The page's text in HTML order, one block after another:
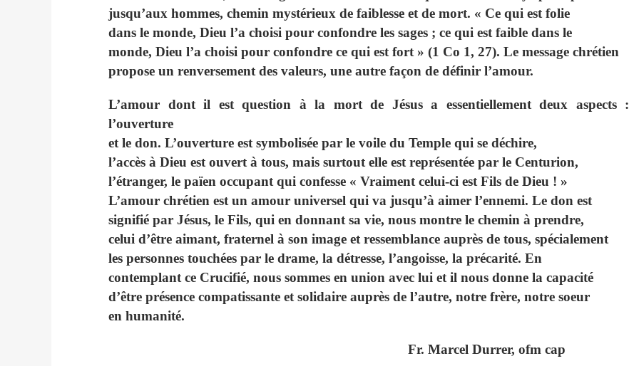
jusqu’aux hommes, chemin mystérieux de faiblesse et de mort. « Ce qui est folie
dans le monde, Dieu l’a choisi pour confondre les sages ; ce qui est faible dans le
monde, Dieu l’a choisi pour confondre ce qui est fort » (1 Co 1, 27). Le message chrétien
propose un renversement des valeurs, une autre façon de définir l’amour.
L’amour dont il est question à la mort de Jésus a essentiellement deux aspects :
l’ouverture
et le don. L’ouverture est symbolisée par le voile du Temple qui se déchire,
l’accès à Dieu est ouvert à tous, mais surtout elle est représentée par le Centurion,
l’étranger, le païen occupant qui confesse « Vraiment celui-ci est Fils de Dieu ! »
L’amour chrétien est un amour universel qui va jusqu’à aimer l’ennemi. Le don est
signifié par Jésus, le Fils, qui en donnant sa vie, nous montre le chemin à prendre,
celui d’être aimant, fraternel à son image et ressemblance auprès de tous, spécialement
les personnes touchées par le drame, la détresse, l’angoisse, la précarité. En
contemplant ce Crucifié, nous sommes en union avec lui et il nous donne la capacité
d’être présence compatissante et solidaire auprès de l’autre, notre frère, notre soeur
en humanité.
Fr. Marcel Durrer, ofm cap